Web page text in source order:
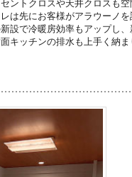
ントクロスや天井クロスも空
は先にお客様がアラウーノを
設で冷暖房効率もアップし、
キッチンの排水も上手く納ま